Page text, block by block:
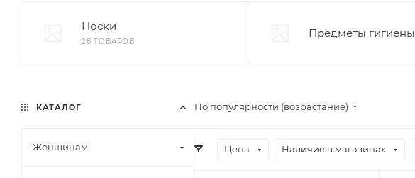
Носки
28 ТОВАРОВ
Предметы гигиены
По популярности (возрастание)
Цена Наличие в магазинах
КАТАЛОГ
Женщинам